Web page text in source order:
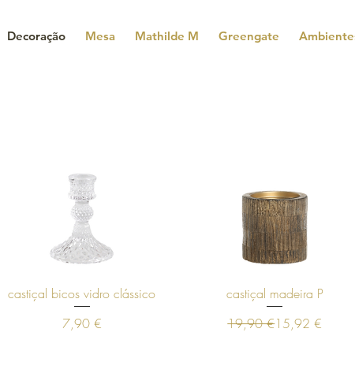
Decoração Mesa Mathilde M Greengate
Visualização rápida
castiçal bicos vidro clássico
Preço
7,90 €
Visualização rápida
castiçal madeira P
Preço normal
19,90 €Preço
15,92 €